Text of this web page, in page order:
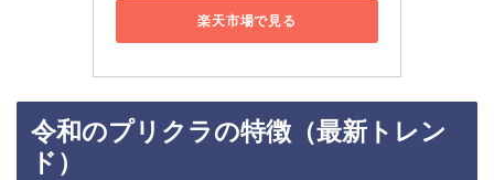
楽天市場で見る
令和のプリクラの特徴（最新トレン
ド）